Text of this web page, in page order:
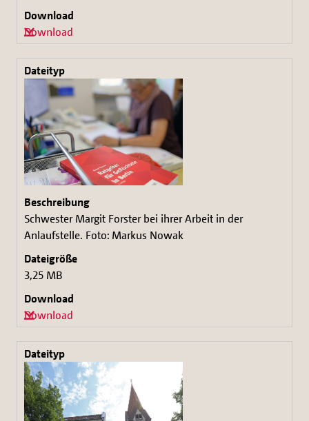
Download
Schwester Margit Forster bei ihrer Arbeit in der
Anlaufstelle. Foto: Markus Nowak
3,25 MB
Download